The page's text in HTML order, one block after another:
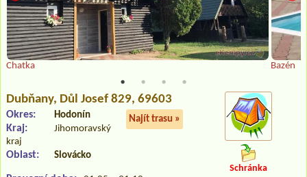
Chatka Bazén
Dubňany, Důl Josef 829, 69603
Najít trasu »
Okres: Hodonín
Kraj:
Jihomoravský
kraj
Oblast: Slovácko
Schránka